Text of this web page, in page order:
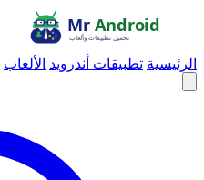
الرئيسية تطبيقات أندرويد الألعاب